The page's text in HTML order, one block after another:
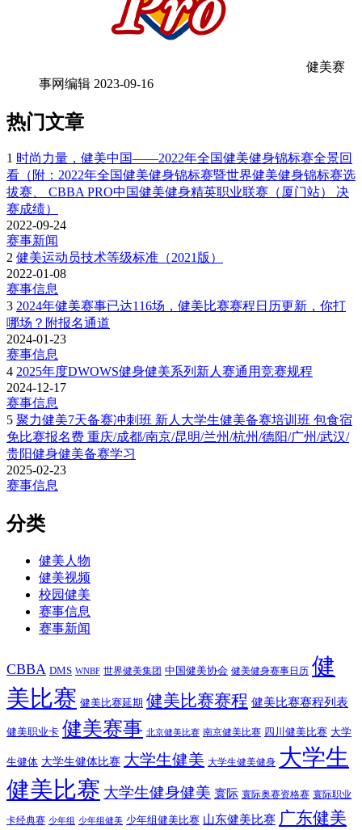
健美赛
事网编辑 2023-09-16
热门文章
1 时尚力量，健美中国——2022年全国健美健身锦标赛全景回
看（附：2022年全国健美健身锦标赛暨世界健美健身锦标赛选
拔赛、 CBBA PRO中国健美健身精英职业联赛（厦门站） 决
赛成绩）
2022-09-24
赛事新闻
2 健美运动员技术等级标准（2021版）
2022-01-08
赛事信息
3 2024年健美赛事已达116场，健美比赛赛程日历更新，你打
哪场？附报名通道
2024-01-23
赛事信息
4 2025年度DWOWS健身健美系列新人赛通用竞赛规程
2024-12-17
赛事信息
5 聚力健美7天备赛冲刺班 新人大学生健美备赛培训班 包食宿
免比赛报名费 重庆/成都/南京/昆明/兰州/杭州/德阳/广州/武汉/
贵阳健身健美备赛学习
2025-02-23
赛事信息
分类
健美人物
健美视频
校园健美
赛事信息
赛事新闻
CBBA DMS WNBF 世界健美集团 中国健美协会 健美健身赛事日历 健
美比赛 健美比赛延期 健美比赛赛程 健美比赛赛程列表
健美职业卡 健美赛事 北京健美比赛 南京健美比赛 四川健美比赛 大学
生健体 大学生健体比赛 大学生健美 大学生健美健身 大学生
健美比赛 大学生健身健美 寰际 寰际奥赛资格赛 寰际职业
卡经典赛 少年组 少年组健美 少年组健美比赛 山东健美比赛 广东健美